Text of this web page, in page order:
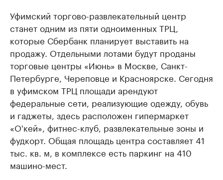
Уфимский торгово-развлекательный центр
станет одним из пяти одноименных ТРЦ,
которые Сбербанк планирует выставить на
продажу. Отдельными лотами будут проданы
торговые центры «Июнь» в Москве, Санкт-
Петербурге, Череповце и Красноярске. Сегодня
в уфимском ТРЦ площади арендуют
федеральные сети, реализующие одежду, обувь
и гаджеты, здесь расположен гипермаркет
«О'кей», фитнес-клуб, развлекательные зоны и
фудкорт. Общая площадь центра составляет 41
тыс. кв. м, в комплексе есть паркинг на 410
машино-мест.